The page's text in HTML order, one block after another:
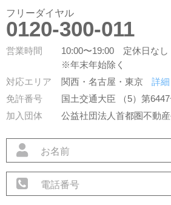
フリーダイヤル
0120-300-011
営業時間
10:00〜19:00 定休日なし
※年末年始除く
対応エリア
関西・名古屋・東京
詳細
免許番号
国土交通大臣 （5）第
加入団体
公益社団法人首都圏不動